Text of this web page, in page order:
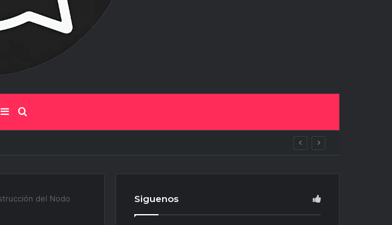
Sesión
Barra Lateral
de 600 personas ya participan del NOA Innova
del Nodo
Siguenos